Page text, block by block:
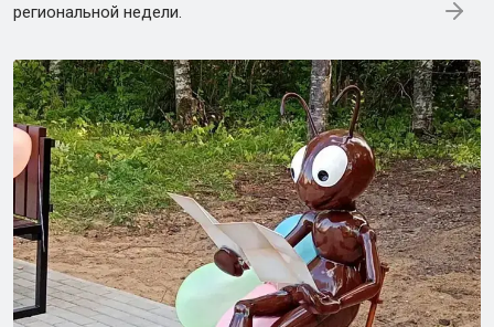
региональной недели.